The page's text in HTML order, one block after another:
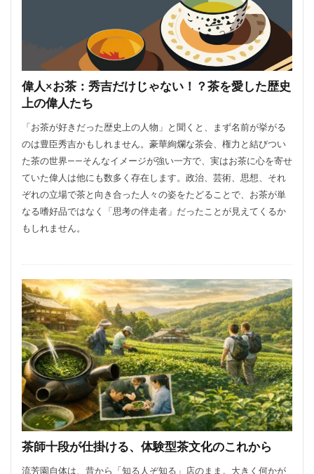
偉人×お茶：秀吉だけじゃない！？茶を愛した歴史
上の偉人たち
「お茶が好きだった歴史上の人物」と聞くと、まず名前が挙がる
のは豊臣秀吉かもしれません。豪華絢爛な茶会、権力と結びつい
た茶の世界——そんなイメージが強い一方で、実はお茶に心を寄せ
ていた偉人は他にも数多く存在します。政治、芸術、思想、それ
ぞれの立場で茶と向き合った人々の姿をたどることで、お茶が単
なる嗜好品ではなく「思考の伴走者」だったことが見えてくるか
もしれません。
茶師十段が仕掛ける、体験型茶文化のこれから
流芳園自体は、昔から「知る人ぞ知る」店のまま。大きく何かが